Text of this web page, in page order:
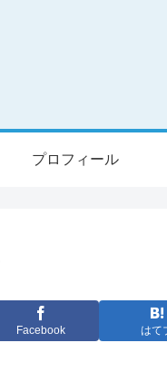
プロフィール
Facebook はて